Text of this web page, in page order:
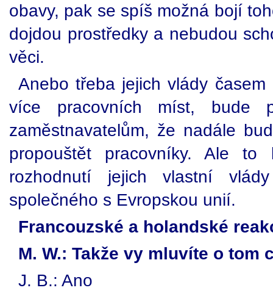
obavy, pak se spíš možná bojí
dojdou prostředky a nebudou
věci.
Anebo třeba jejich vlády
více pracovních míst, bude
zaměstnavatelům, že nadále
propouštět pracovníky. Ale
rozhodnutí jejich vlastní
společného s Evropskou unií.
Francouzské a holandské
M. W.: Takže vy mluvíte o tom
J. B.: Ano